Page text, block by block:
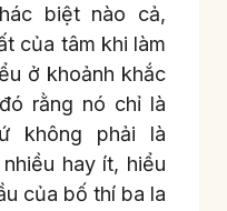
biệt nào cả,
của tâm khi làm
ở khoảnh khắc
rằng nó chỉ là
không phải là
hay ít, hiểu
của bố thí ba la